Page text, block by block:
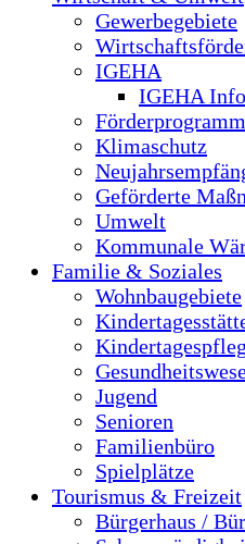
Gewerbegebiete
IGEHA
IGEHA
Klimaschutz
Geförderte
Umwelt
Kommunale
Familie & Soziales
Wohnbaugebiete
Jugend
Senioren
Familienbüro
Spielplätze
Tourismus & Freizeit
Bürgerhaus /